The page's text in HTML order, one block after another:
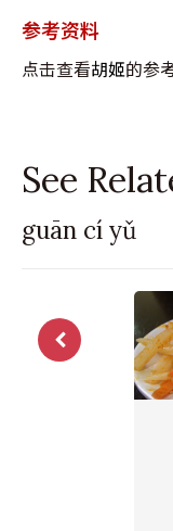
参考资料
点击查看胡姬的参
See
guān cí yǔ